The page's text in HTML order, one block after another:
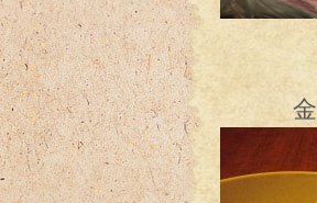
う
金華